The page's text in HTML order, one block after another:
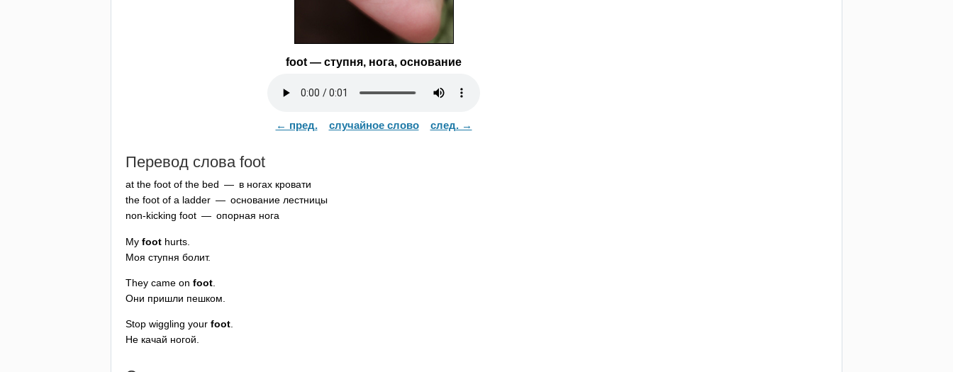
foot — ступня, нога, основание
← пред. случайное слово след. →
Перевод слова foot
at the foot of the bed — в ногах кровати
the foot of a ladder — основание лестницы
non-kicking foot — опорная нога
My foot hurts
Моя ступня болит.
They came on foot
Они пришли пешком.
Stop wiggling your foot.
Не качай ногой.